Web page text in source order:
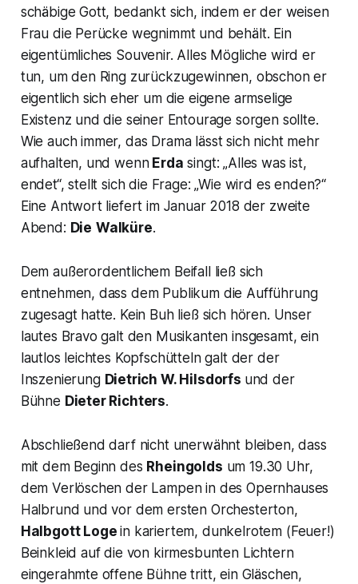
schäbige Gott, bedankt sich, indem er der weisen
Frau die Perücke wegnimmt und behält. Ein
eigentümliches Souvenir. Alles Mögliche wird er
tun, um den Ring zurückzugewinnen, obschon er
eigentlich sich eher um die eigene armselige
Existenz und die seiner Entourage sorgen sollte.
Wie auch immer, das Drama lässt sich nicht mehr
aufhalten, und wennErda singt:„Alles was ist,
endet“, stellt sich die Frage: „Wie wird es enden?“
Eine Antwort liefert im Januar 2018 der zweite
Abend: Die Walküre.
Dem außerordentlichem Beifall ließ sich
entnehmen, dass dem Publikum die Aufführung
zugesagt hatte. Kein Buh ließ sich hören. Unser
lautes Bravo galt den Musikanten insgesamt, ein
lautlos leichtes Kopfschütteln galt der der
Inszenierung Dietrich W. Hilsdorfs und der
Bühne Dieter Richters.
Abschließend darf nicht unerwähnt bleiben, dass
mit dem Beginn des Rheingolds um 19.30 Uhr,
dem Verlöschen der Lampen in des Opernhauses
Halbrund und vor dem ersten Orchesterton,
Halbgott Loge in kariertem, dunkelrotem (Feuer!)
Beinkleid auf die von kirmesbunten Lichtern
eingerahmte offene Bühne tritt, ein Gläschen,